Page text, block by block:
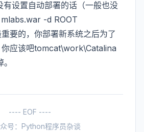
设置自动部署的话（一般也没
-d ROOT
要的，你部署新系统之后为了
你应该吧tomcat\work\Catalina
---- EOF ----
号：Python程序员杂谈